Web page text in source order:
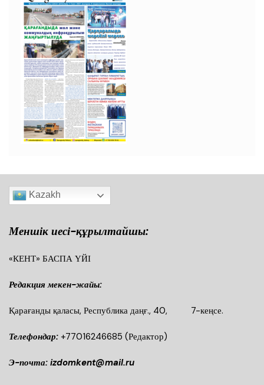
Kazakh
Меншік иесі-құрылтайшы:
«КЕНТ» БАСПА ҮЙІ
Редакция мекен-жайы:
Қарағанды қаласы, Республика даңғ., 40, 7-кеңсе.
Телефондар: +77016246685 (Редактор)
Э-почта: izdomkent@mail.ru